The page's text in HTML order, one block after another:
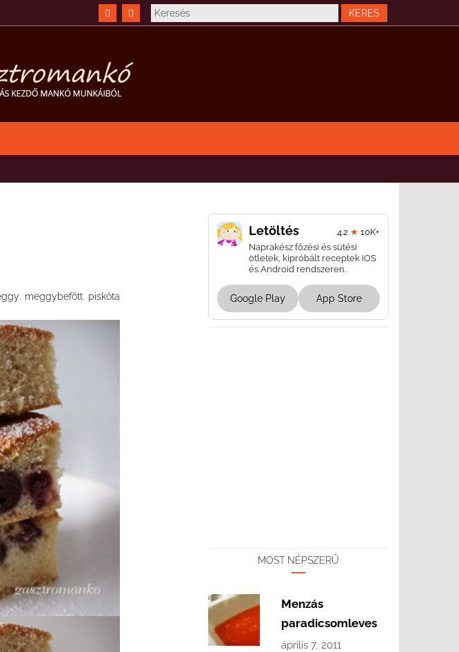
, meggybefőtt, piskóta
Letöltés 4.2 ★ 10K+
Naprakész főzési és sütési
ötletek, kipróbált receptek iOS
és Android rendszeren.
Google Play App Store
MOST NÉPSZERŰ
Menzás
paradicsomleves
április 7, 2011